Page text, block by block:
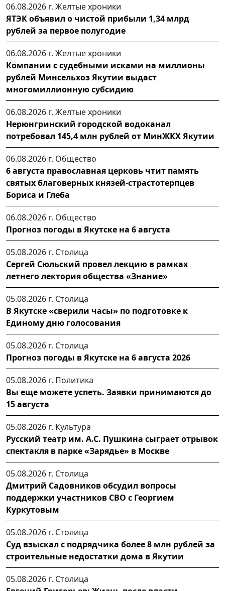
06.08.2026 г. Желтые хроники
ЯТЭК объявил о чистой прибыли 1,34 млрд
рублей за первое полугодие
06.08.2026 г. Желтые хроники
Компании с судебными исками на миллионы
рублей Минсельхоз Якутии выдаст
многомиллионную субсидию
06.08.2026 г. Желтые хроники
Нерюнгринский городской водоканал
потребовал 145,4 млн рублей от МинЖКХ Якутии
06.08.2026 г. Общество
6 августа православная церковь чтит память
святых благоверных князей-страстотерпцев
Бориса и Глеба
06.08.2026 г. Общество
Прогноз погоды в Якутске на 6 августа
05.08.2026 г. Столица
Сергей Сюльский провел лекцию в рамках
летнего лектория общества «Знание»
05.08.2026 г. Столица
В Якутске «сверили часы» по подготовке к
Единому дню голосования
05.08.2026 г. Столица
Прогноз погоды в Якутске на 6 августа 2026
05.08.2026 г. Политика
Вы еще можете успеть. Заявки принимаются до
15 августа
05.08.2026 г. Культура
Русский театр им. А.С. Пушкина сыграет отрывок
спектакля в парке «Зарядье» в Москве
05.08.2026 г. Столица
Дмитрий Садовников обсудил вопросы
поддержки участников СВО с Георгием
Куркутовым
05.08.2026 г. Столица
Суд взыскал с подрядчика более 8 млн рублей за
строительные недостатки дома в Якутии
05.08.2026 г. Столица